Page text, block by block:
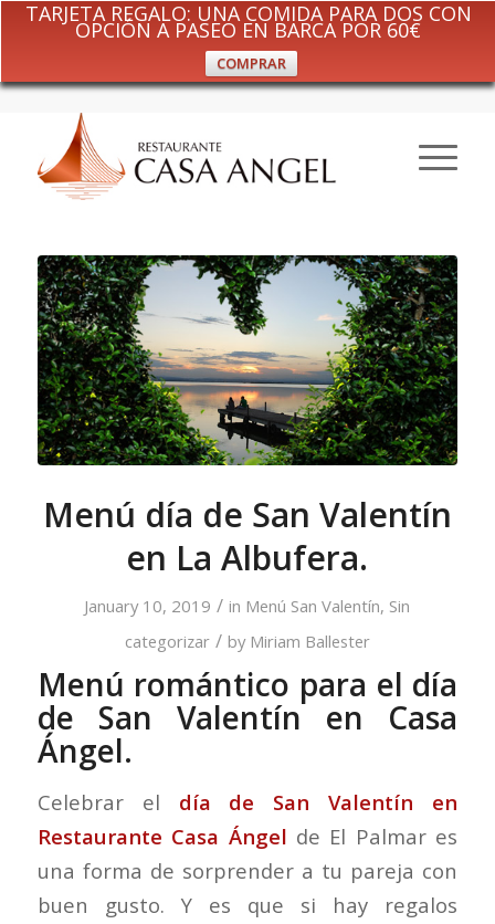
TARJETA REGALO: UNA COMIDA PARA DOS CON
OPCIÓN A PASEO EN BARCA POR 60€
COMPRAR
Menú día de San Valentín
en La Albufera.
January 10, 2019 / in Menú San Valentín, Sin
categorizar / by Miriam Ballester
Menú romántico para el día
de San Valentín en Casa
Ángel.
Celebrar el día de San Valentín en
Restaurante Casa Ángel de El Palmar es
una forma de sorprender a tu pareja con
buen gusto. Y es que si hay regalos